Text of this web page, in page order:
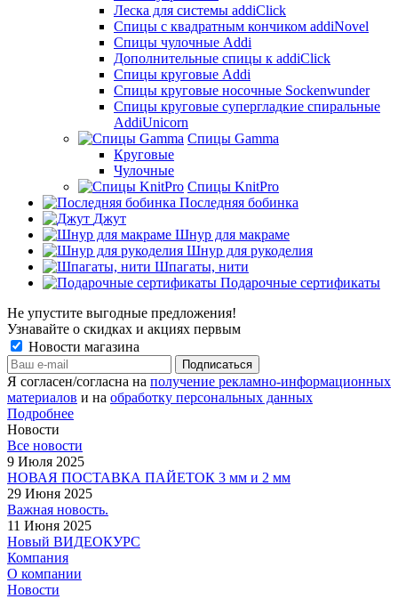
Леска для системы addiClick
Спицы с квадратным кончиком addiNovel
Спицы чулочные Addi
Дополнительные спицы к addiClick
Спицы круговые Addi
Спицы круговые носочные Sockenwunder
Спицы круговые супергладкие спиральные
AddiUnicorn
Спицы Gamma
Круговые
Чулочные
Спицы KnitPro
Последняя бобинка
Джут
Шнур для макраме
Шнур для рукоделия
Шпагаты, нити
Подарочные сертификаты
Не упустите выгодные предложения!
Узнавайте о скидках и акциях первым
Новости магазина
Я согласен/согласна на получение рекламно-информационных
материалов и на обработку персональных данных
Подробнее
Новости
Все новости
9 Июля 2025
НОВАЯ ПОСТАВКА ПАЙЕТОК 3 мм и 2 мм
29 Июня 2025
Важная новость.
11 Июня 2025
Новый ВИДЕОКУРС
Компания
О компании
Новости